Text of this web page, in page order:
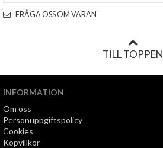
FRÅGA OSS OM VARAN
TILL TOPPEN
INFORMATION
Om oss
Personuppgiftspolicy
Cookies
Köpvillkor